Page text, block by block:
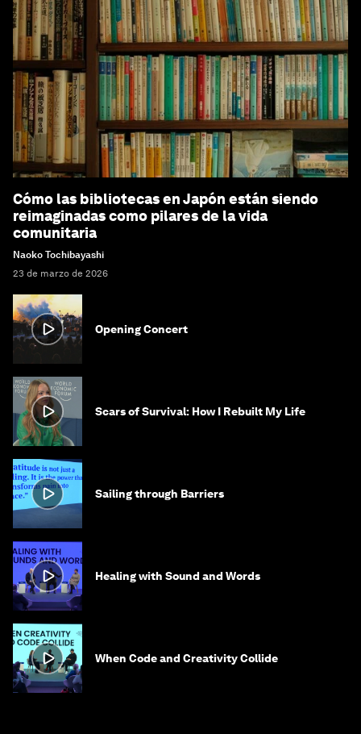
Cómo las bibliotecas en Japón están siendo
reimaginadas como pilares de la vida
comunitaria
Naoko Tochibayashi
23 de marzo de 2026
Opening Concert
Scars of Survival: How I Rebuilt My Life
Sailing through Barriers
Healing with Sound and Words
When Code and Creativity Collide